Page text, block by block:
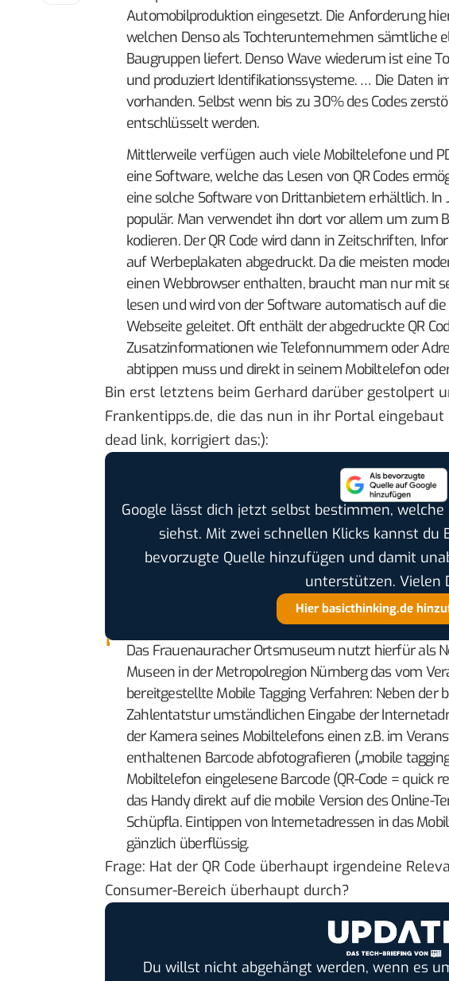
Automobilproduktion eingesetzt. Die Anforderung
welchen Denso als Tochterunternehmen sämtliche
Baugruppen liefert. Denso Wave wiederum ist eine
und produziert Identifikationssysteme. … Die Daten
vorhanden. Selbst wenn bis zu 30% des Codes
entschlüsselt werden.
Mittlerweile verfügen auch viele Mobiltelefone und
eine Software, welche das Lesen von QR Codes
eine solche Software von Drittanbietern erhältlich. In
populär. Man verwendet ihn dort vor allem um zum
kodieren. Der QR Code wird dann in Zeitschriften,
auf Werbeplakaten abgedruckt. Da die meisten
einen Webbrowser enthalten, braucht man nur mit
lesen und wird von der Software automatisch auf die
Webseite geleitet. Oft enthält der abgedruckte QR
Zusatzinformationen wie Telefonnummern oder
abtippen muss und direkt in seinem Mobiltelefon
Bin erst letztens beim Gerhard darüber gestolpert
Frankentipps.de, die das nun in ihr Portal
dead link, korrigiert das;):
Google lässt dich jetzt selbst bestimmen,
siehst. Mit zwei schnellen Klicks kannst du
bevorzugte Quelle hinzufügen und damit
unterstützen. Vielen
Hier basicthinking.de
Das Frauenauracher Ortsmuseum nutzt hierfür als
Museen in der Metropolregion Nürnberg das vom
bereitgestellte Mobile Tagging Verfahren: Neben der
Zahlentatstur umständlichen Eingabe der
der Kamera seines Mobiltelefons einen z.B. im
enthaltenen Barcode abfotografieren („mobile
Mobiltelefon eingelesene Barcode (QR-Code = quick
das Handy direkt auf die mobile Version des Online-
Schüpfla. Eintippen von Internetadressen in das
gänzlich überflüssig.
Frage: Hat der QR Code überhaupt irgendeine
Consumer-Bereich überhaupt durch?
Du willst nicht abgehängt werden, wenn es